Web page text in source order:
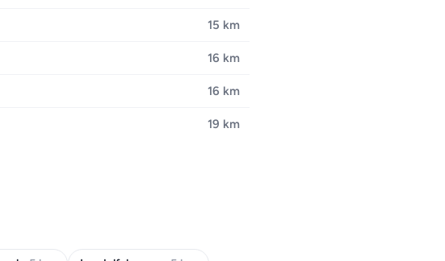
15 km
16 km
16 km
19 km